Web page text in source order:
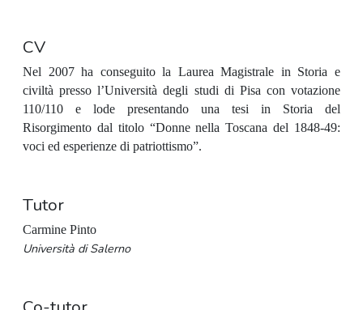
CV
Nel 2007 ha conseguito la Laurea Magistrale in Storia e
civiltà presso l’Università degli studi di Pisa con votazione
110/110 e lode presentando una tesi in Storia del
Risorgimento dal titolo “Donne nella Toscana del 1848-49:
voci ed esperienze di patriottismo”.
Tutor
Carmine Pinto
Università di Salerno